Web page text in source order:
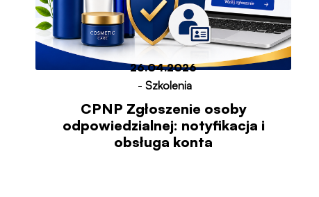
26.04.2026
- Szkolenia
CPNP Zgłoszenie osoby
odpowiedzialnej: notyfikacja i
obsługa konta